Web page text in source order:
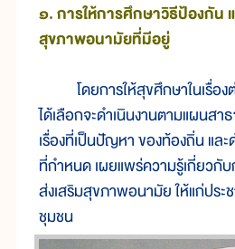
๑. การให้การศึกษาวิธีป้องกัน
สุขภาพอนามัยที่มีอยู่
โดยการให้สุขศึกษาในเรื่องต่
ได้เลือกจะดำเนินงานตามแผนส
เรื่องที่เป็นปัญหา ของท้องถิ่น แล
ที่กำหนด เผยแพร่ความรู้เกี่ยวกับ
ส่งเสริมสุขภาพอนามัย ให้แก่ประ
ชุมชน